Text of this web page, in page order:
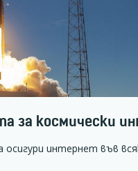
за космически
интернет във